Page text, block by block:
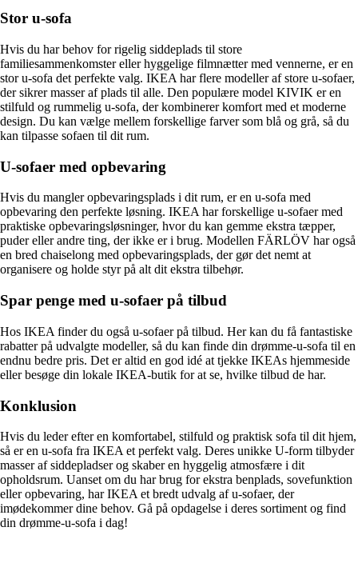
Stor u-sofa
Hvis du har behov for rigelig siddeplads til store
familiesammenkomster eller hyggelige filmnætter med vennerne, er en
stor u-sofa det perfekte valg. IKEA har flere modeller af store u-sofaer,
der sikrer masser af plads til alle. Den populære model KIVIK er en
stilfuld og rummelig u-sofa, der kombinerer komfort med et moderne
design. Du kan vælge mellem forskellige farver som blå og grå, så du
kan tilpasse sofaen til dit rum.
U-sofaer med opbevaring
Hvis du mangler opbevaringsplads i dit rum, er en u-sofa med
opbevaring den perfekte løsning. IKEA har forskellige u-sofaer med
praktiske opbevaringsløsninger, hvor du kan gemme ekstra tæpper,
puder eller andre ting, der ikke er i brug. Modellen FÄRLÖV har også
en bred chaiselong med opbevaringsplads, der gør det nemt at
organisere og holde styr på alt dit ekstra tilbehør.
Spar penge med u-sofaer på tilbud
Hos IKEA finder du også u-sofaer på tilbud. Her kan du få fantastiske
rabatter på udvalgte modeller, så du kan finde din drømme-u-sofa til en
endnu bedre pris. Det er altid en god idé at tjekke IKEAs hjemmeside
eller besøge din lokale IKEA-butik for at se, hvilke tilbud de har.
Konklusion
Hvis du leder efter en komfortabel, stilfuld og praktisk sofa til dit hjem,
så er en u-sofa fra IKEA et perfekt valg. Deres unikke U-form tilbyder
masser af siddepladser og skaber en hyggelig atmosfære i dit
opholdsrum. Uanset om du har brug for ekstra benplads, sovefunktion
eller opbevaring, har IKEA et bredt udvalg af u-sofaer, der
imødekommer dine behov. Gå på opdagelse i deres sortiment og find
din drømme-u-sofa i dag!